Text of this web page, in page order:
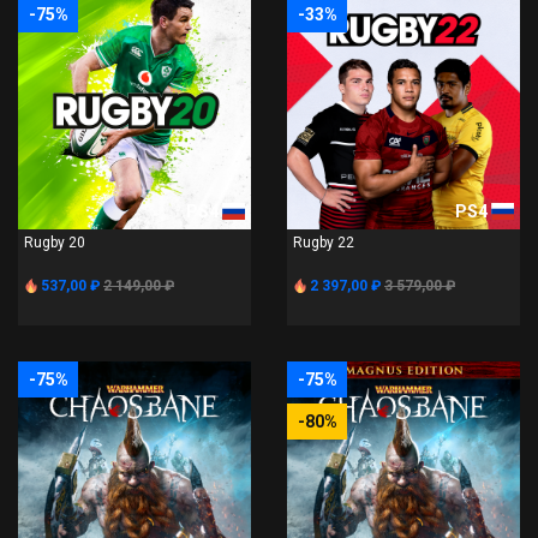
-75%
PS4
Rugby 20
537,00 ₽ 2 149,00 ₽
-33%
PS4
Rugby 22
2 397,00 ₽ 3 579,00 ₽
-75% -75%
-80%